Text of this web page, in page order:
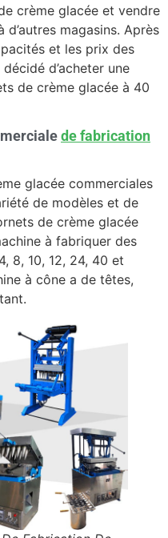
crème glacée et vendre
magasins. Après
et les prix des
d’acheter une
de crème glacée à 40
de fabrication
glacée commerciales
de modèles et de
de crème glacée
à fabriquer des
8, 10, 12, 24, 40 et
à cône a de têtes,